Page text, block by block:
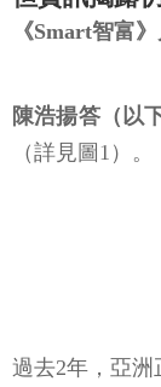
《Smart智富
陳浩揚答（以
（詳見圖1）。
過去2年，亞